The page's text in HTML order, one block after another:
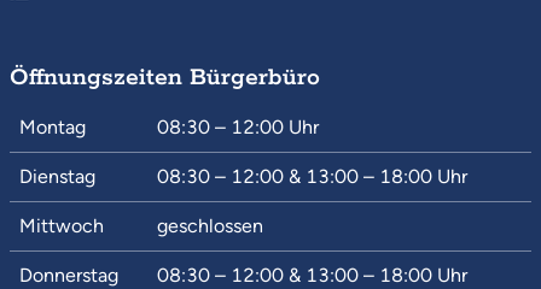
Öffnungszeiten Bürgerbüro
Montag 08:30 – 12:00 Uhr
Dienstag 08:30 – 12:00 & 13:00 – 18:00 Uhr
Mittwoch geschlossen
Donnerstag 08:30 – 12:00 & 13:00 – 18:00 Uhr